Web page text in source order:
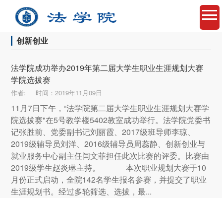
创新创业
法学院成功举办2019年第二届大学生职业生涯规划大赛
学院选拔赛
作者: 时间：2019年11月09日
11月7日下午，“法学院第二届大学生职业生涯规划大赛学
院选拔赛"在5号教学楼5402教室成功举行。法学院党委书
记张胜前、党委副书记刘丽霞、2017级班导师李琼、
2019级辅导员刘洋、2016级辅导员周蕊静、创新创业与
就业服务中心副主任闫文菲担任此次比赛的评委。比赛由
2019级学生赵炎琳主持。 本次职业规划大赛于10
月份正式启动，全院142名学生报名参赛，并提交了职业
生涯规划书。经过多轮筛选、选拔，最...